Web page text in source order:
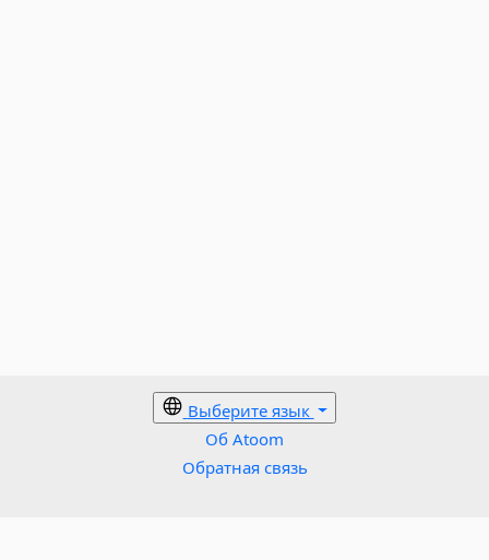
Выберите язык
Об Atoom
Обратная связь